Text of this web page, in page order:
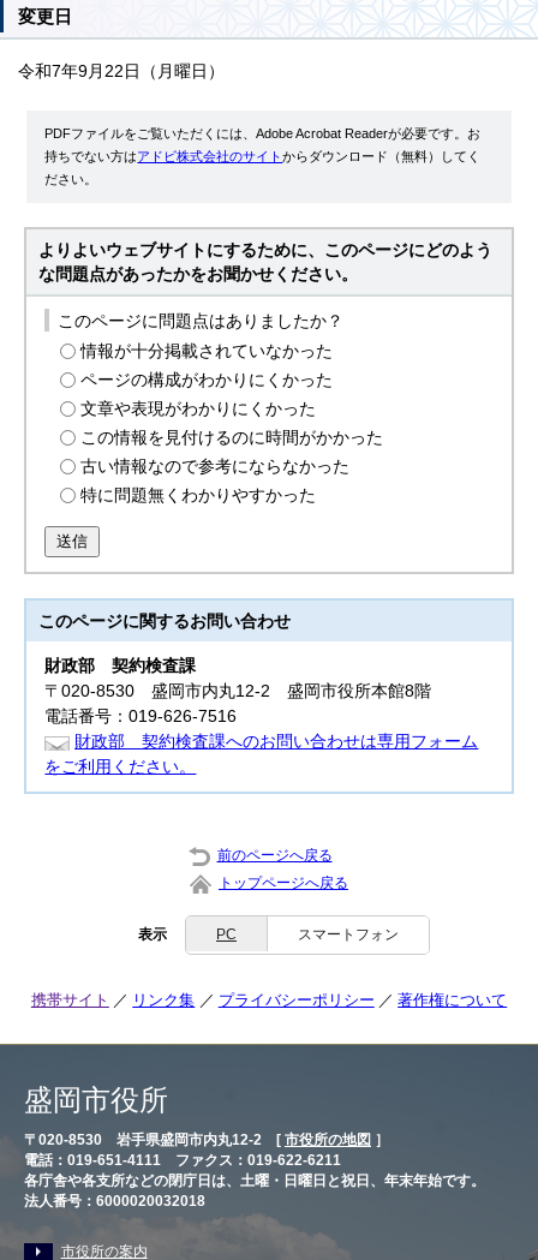
変更日
令和7年9月22日（月曜日）
PDFファイルをご覧いただくには、Adobe Acrobat Readerが必要です。お
持ちでない方はアドビ株式会社のサイトからダウンロード（無料）してく
ださい。
よりよいウェブサイトにするために、このページにどのよう
な問題点があったかをお聞かせください。
このページに問題点はありましたか？
情報が十分掲載されていなかった
ページの構成がわかりにくかった
文章や表現がわかりにくかった
この情報を見付けるのに時間がかかった
古い情報なので参考にならなかった
特に問題無くわかりやすかった
送信
このページに関するお問い合わせ
財政部契約検査課
〒020-8530 盛岡市内丸12-2 盛岡市役所本館8階
電話番号：019-626-7516
財政部 契約検査課へのお問い合わせは専用フォーム
をご利用ください。
前のページへ戻る
トップページへ戻る
表示 PC スマートフォン
携帯サイト リンク集 プライバシーポリシー 著作権について
盛岡市役所
〒020-8530 岩手県盛岡市内丸12-2 [ 市役所の地図 ］
電話：019-651-4111 ファクス：019-622-6211
各庁舎や各支所などの閉庁日は、土曜・日曜日と祝日、年末年始です。
法人番号：6000020032018
市役所の案内